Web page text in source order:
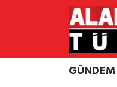
GÜNDEM
POLİTİKA
Nöbetçi Eczaneler
Hava Durumu